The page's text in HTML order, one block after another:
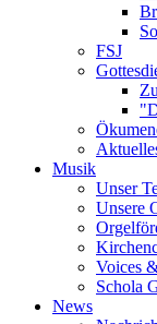
FSJ
Musik
Unser
Unsere
Voices
Schola
News